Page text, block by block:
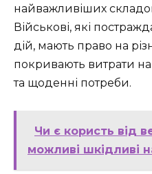
найважливіших
Військові, які
дій, мають право на
покривають витрати на
та щоденні потреби.
Чи є користь від
можливі шкідливі